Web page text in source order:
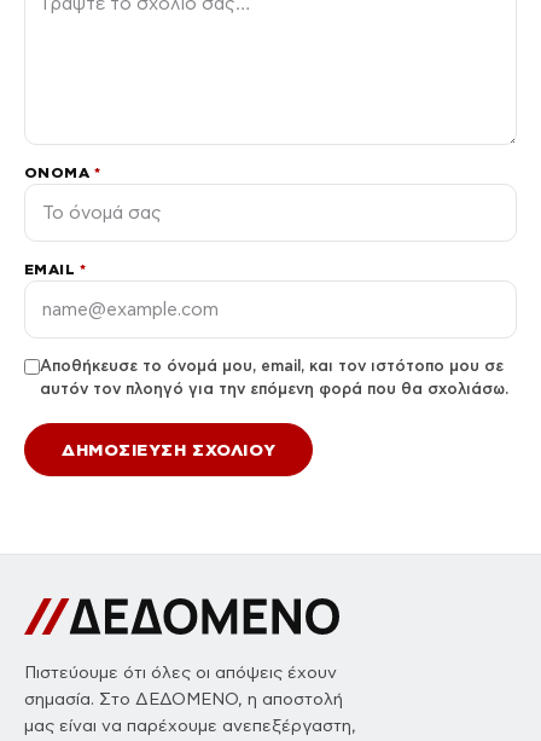
ΌΝΟΜΑ *
EMAIL *
Αποθήκευσε το όνομά μου, email, και τον ιστότοπο μου σε
αυτόν τον πλοηγό για την επόμενη φορά που θα σχολιάσω.
Πιστεύουμε ότι όλες οι απόψεις έχουν
σημασία. Στο ΔΕΔΟΜΕΝΟ, η αποστολή
μας είναι να παρέχουμε ανεπεξέργαστη,